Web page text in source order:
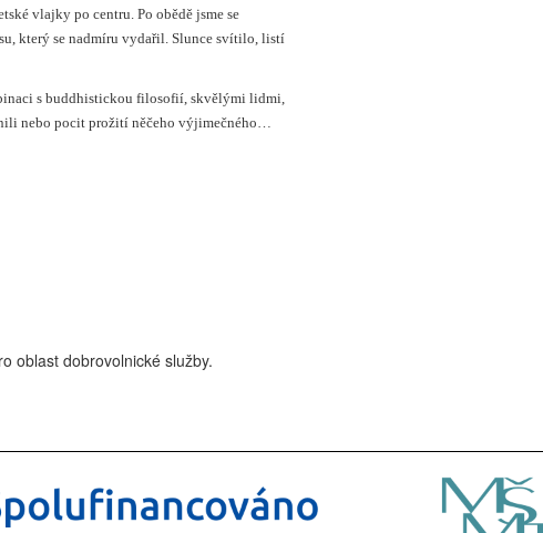
vlajky po centru. Po obědě jsme se
který se nadmíru vydařil. Slunce svítilo, listí
s buddhistickou filosofií, skvělými lidmi,
nebo pocit prožití něčeho výjimečného…
oblast dobrovolnické služby.